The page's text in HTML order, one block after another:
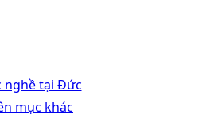
nghề tại Đức
mục khác